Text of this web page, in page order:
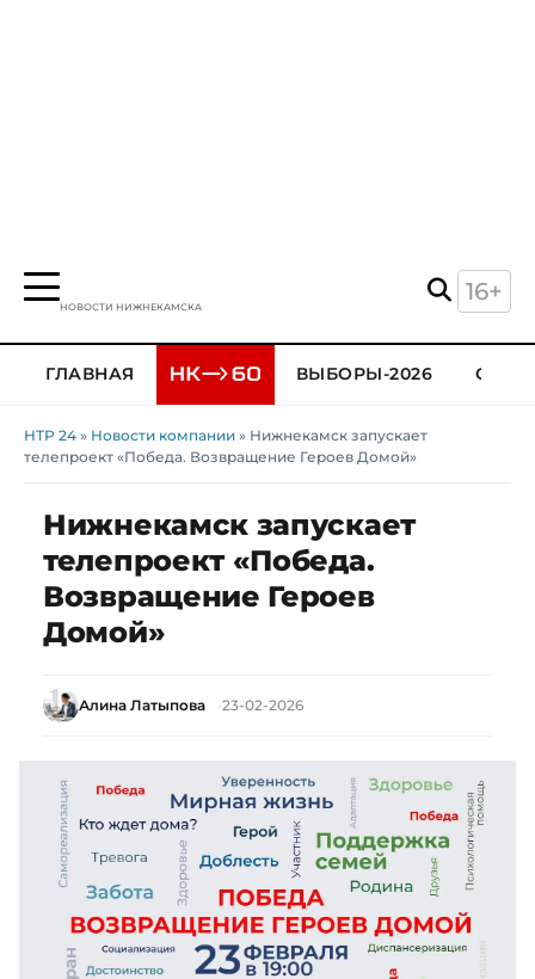
НОВОСТИ НИЖНЕКАМСКА
16+
ГЛАВНАЯ ВЫБОРЫ-2026
НТР 24 » Новости компании » Нижнекамск запускает
телепроект «Победа. Возвращение Героев Домой»
Нижнекамск запускает
телепроект «Победа.
Возвращение Героев
Домой»
Алина Латыпова 23-02-2026